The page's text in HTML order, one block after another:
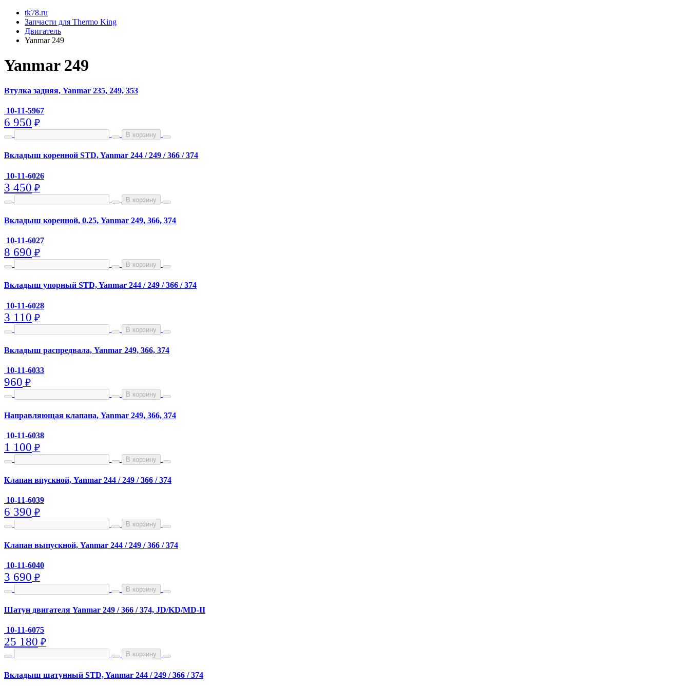
tk78.ru
Запчасти для Thermo King
Двигатель
Yanmar 249
Yanmar 249
Втулка задняя, Yanmar 235, 249, 353
10-11-5967
6 950 ₽
В корзину
Вкладыш коренной STD, Yanmar 244 / 249 / 366 / 374
10-11-6026
3 450 ₽
В корзину
Вкладыш коренной, 0.25, Yanmar 249, 366, 374
10-11-6027
8 690 ₽
В корзину
Вкладыш упорный STD, Yanmar 244 / 249 / 366 / 374
10-11-6028
3 110 ₽
В корзину
Вкладыш распредвала, Yanmar 249, 366, 374
10-11-6033
960 ₽
В корзину
Направляющая клапана, Yanmar 249, 366, 374
10-11-6038
1 100 ₽
В корзину
Клапан впускной, Yanmar 244 / 249 / 366 / 374
10-11-6039
6 390 ₽
В корзину
Клапан выпускной, Yanmar 244 / 249 / 366 / 374
10-11-6040
3 690 ₽
В корзину
Шатун двигателя Yanmar 249 / 366 / 374, JD/KD/MD-II
10-11-6075
25 180 ₽
В корзину
Вкладыш шатунный STD, Yanmar 244 / 249 / 366 / 374